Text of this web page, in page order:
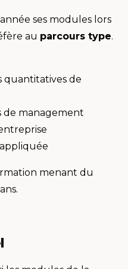
ses modules lors
au parcours type.
quantitatives de
de management
menant du